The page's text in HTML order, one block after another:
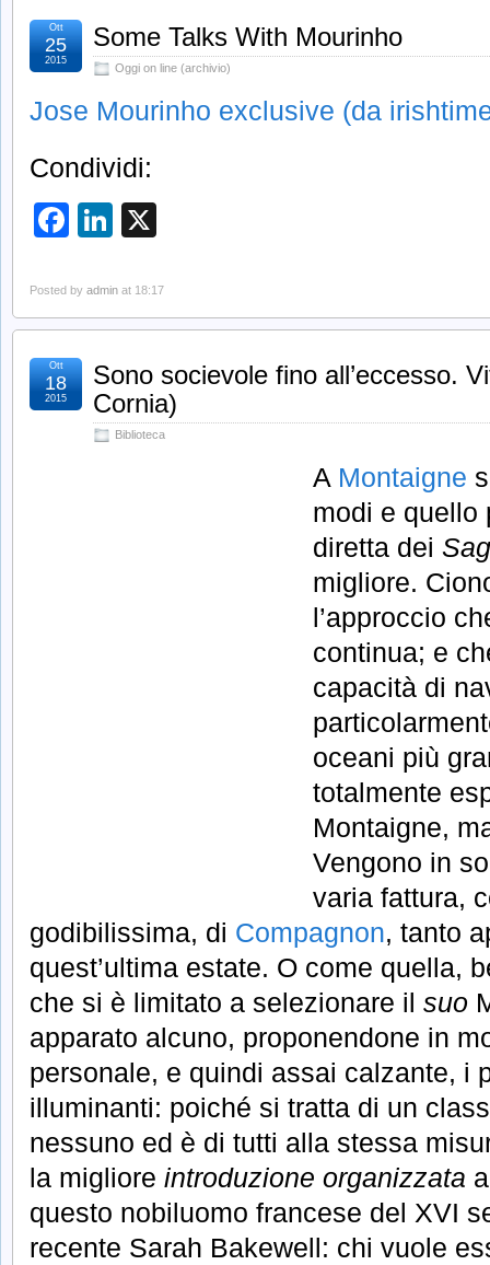
Some Talks With Mourinho
Oggi on line (archivio)
Ott
25
2015
Jose Mourinho exclusive (da
Condividi:
Facebook
LinkedIn
Posted by admin at 18:17
Sono socievole fino all’eccesso.
Cornia)
Biblioteca
Ott
18
2015
A Montaigne
modi e quello
diretta dei
migliore.
l’approccio
continua; e
capacità di
oceani più
totalmente
Montaigne,
Vengono in
varia fattura,
godibilissima, di Compagnon, tanto
quest’ultima estate. O come quella,
che si è limitato a selezionare il suo
apparato alcuno, proponendone in
personale, e quindi assai calzante, i
illuminanti: poiché si tratta di un
nessuno ed è di tutti alla stessa
la migliore introduzione organizzata
questo nobiluomo francese del XVI
recente Sarah Bakewell: chi vuole